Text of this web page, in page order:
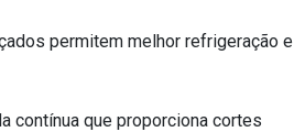
permitem melhor refrigeração e
contínua que proporciona cortes